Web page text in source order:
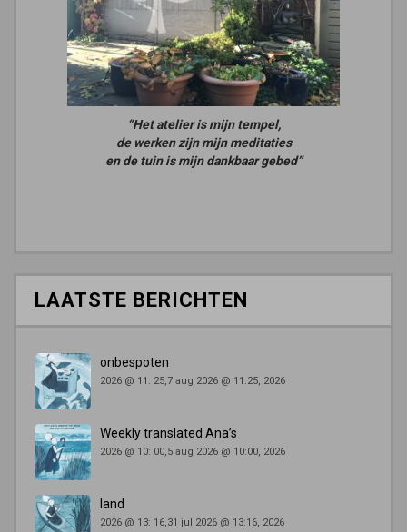
“Het atelier is mijn tempel,
de werken zijn mijn meditaties
en de tuin is mijn dankbaar gebed”
LAATSTE BERICHTEN
onbespoten
2026 @ 11: 25,7 aug 2026 @ 11:25, 2026
Weekly translated Ana’s
2026 @ 10: 00,5 aug 2026 @ 10:00, 2026
land
2026 @ 13: 16,31 jul 2026 @ 13:16, 2026